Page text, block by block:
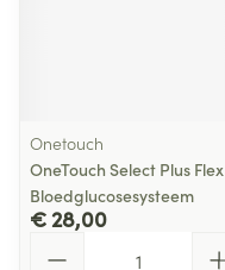
Onetouch
OneTouch Select Plus Flex
Bloedglucosesysteem
€ 28,00